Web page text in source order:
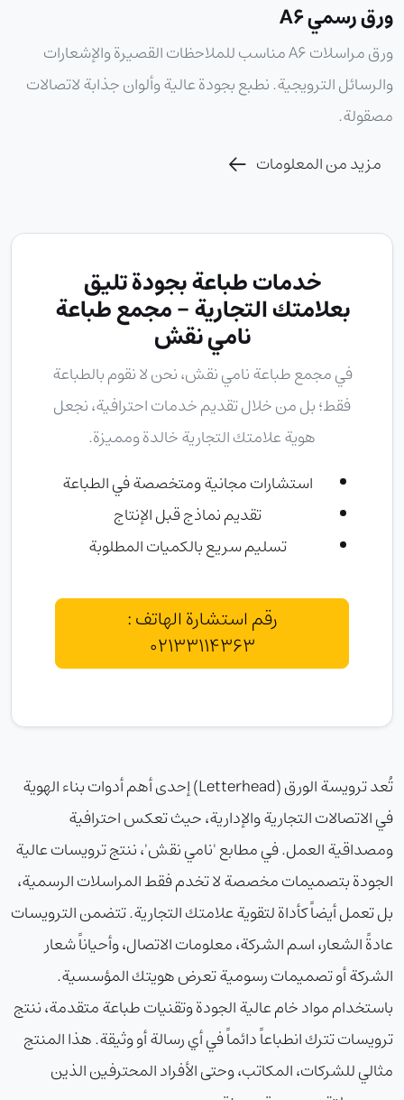
ورق رسمي A6
ورق مراسلات A6 مناسب للملاحظات القصيرة والإشعارات
والرسائل الترويجية. نطبع بجودة عالية وألوان جذابة لاتصالات
مصقولة.
مزيد من المعلومات
خدمات طباعة بجودة تليق
بعلامتك التجارية - مجمع طباعة
نامي نقش
فيمجمع طباعة نامي نقش، نحن لا نقوم بالطباعة
فقط؛ بل من خلال تقديم خدمات احترافية، نجعل
هوية علامتك التجارية خالدة ومميزة.
استشارات مجانية ومتخصصة في الطباعة
تقديم نماذج قبل الإنتاج
تسليم سريع بالكميات المطلوبة
رقم استشارة الهاتف :
02133114363
تُعد ترويسة الورق (Letterhead) إحدى أهم أدوات بناء الهوية
في الاتصالات التجارية والإدارية، حيث تعكس احترافية
ومصداقية العمل. في مطابع 'نامي نقش'، ننتج ترويسات عالية
الجودة بتصميمات مخصصة لا تخدم فقط المراسلات الرسمية،
بل تعمل أيضاً كأداة لتقوية علامتك التجارية. تتضمن الترويسات
عادةً الشعار، اسم الشركة، معلومات الاتصال، وأحياناً شعار
الشركة أو تصميمات رسومية تعرض هويتك المؤسسية.
باستخدام مواد خام عالية الجودة وتقنيات طباعة متقدمة، ننتج
ترويسات تترك انطباعاً دائماً في أي رسالة أو وثيقة. هذا المنتج
مثالي للشركات، المكاتب، وحتى الأفراد المحترفين الذين